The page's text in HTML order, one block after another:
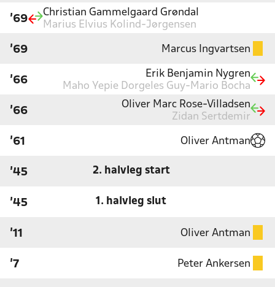
'69
Christian Gammelgaard Grøndal
Marius Elvius Kolind-Jørgensen
'69 Marcus Ingvartsen
'66
Erik Benjamin Nygren
Maho Yepie Dorgeles Guy-Mario Bocha
'66
Oliver Marc Rose-Villadsen
Zidan Sertdemir
'61 Oliver Antman
'45 2. halvleg start
'45 1. halvleg slut
'11 Oliver Antman
'7 Peter Ankersen